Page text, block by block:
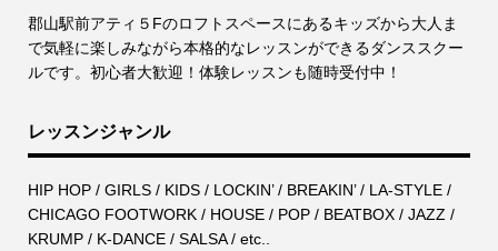
郡⼭駅前アティ５Fのロフトスペースにあるキッズから⼤⼈ま
で気軽に楽しみながら本格的なレッスンができるダンススクー
ルです。初心者大歓迎！体験レッスンも随時受付中！
レッスンジャンル
HIP HOP / GIRLS / KIDS / LOCKIN’ / BREAKIN’ / LA-STYLE /
CHICAGO FOOTWORK / HOUSE / POP / BEATBOX / JAZZ /
KRUMP / K-DANCE / SALSA / etc..